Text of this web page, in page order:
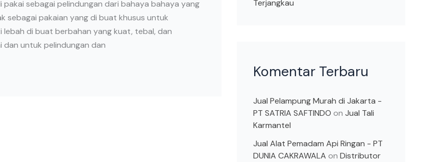
sebagai pelindungan dari bahaya bahaya yang
sebagai pakaian yang di buat khusus untuk
di buat berbahan yang kuat, tebal, dan
dan untuk pelindungan dan
Terjangkau
Komentar Terbaru
Jual Pelampung Murah di Jakarta -
PT SATRIA SAFTINDO on Jual Tali
Karmantel
Jual Alat Pemadam Api Ringan - PT
DUNIA CAKRAWALA on Distributor